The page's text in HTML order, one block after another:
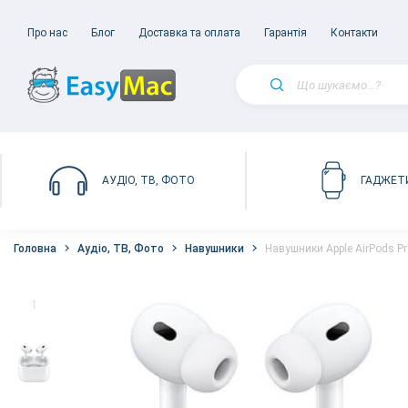
Про нас Блог Доставка та оплата Гарантія Контакти
АУДІО, ТВ, ФОТО
Головна Аудіо, ТВ, Фото Навушники Навушники Apple AirPods